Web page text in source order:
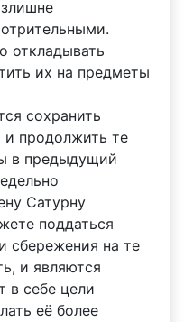
откладывать
их на предметы
сохранить
и продолжить те
в предыдущий
Сатурну
поддаться
сбережения на те
и являются
в себе цели
её более